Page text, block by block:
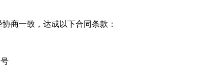
商一致，达成以下合同条款：